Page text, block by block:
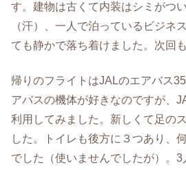
す。建物は古くて内装はシミがつ
（汗）、一人で泊っているビジネ
ても静かで落ち着けました。次回
帰りのフライトはJALのエアバス
アバスの機体が好きなのですが、
利用してみました。新しくて足の
した。トイレも後方に３つあり、
でした（使いませんでしたが）。